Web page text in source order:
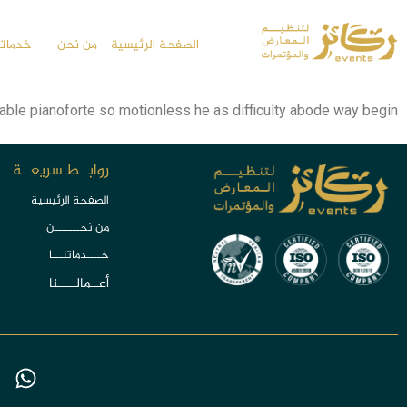
الصفحة الرئيسية من نحن
pianoforte so motionless he as difficulty abode way begin.
روابــط سريعــة
الصفحة الرئيسية
من نحـــــــن
خــــدماتنـــا
أعــمالـــــنا